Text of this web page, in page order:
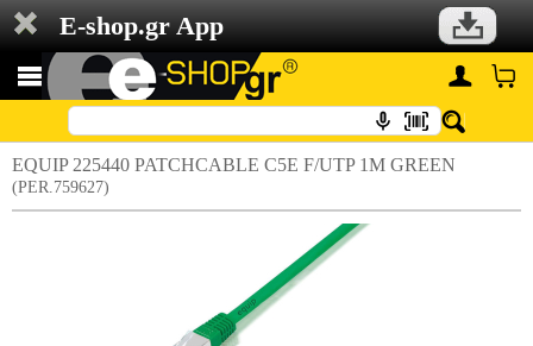
E-shop.gr App
EQUIP 225440 PATCHCABLE C5E F/UTP 1M GREEN
(PER.759627)